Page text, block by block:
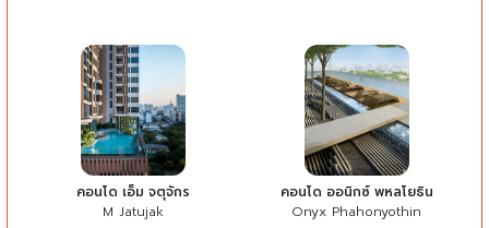
คอนโด เอ็ม จตุจักร
M Jatujak
คอนโด ออนิกซ์ พหลโยธิน
Onyx Phahonyothin